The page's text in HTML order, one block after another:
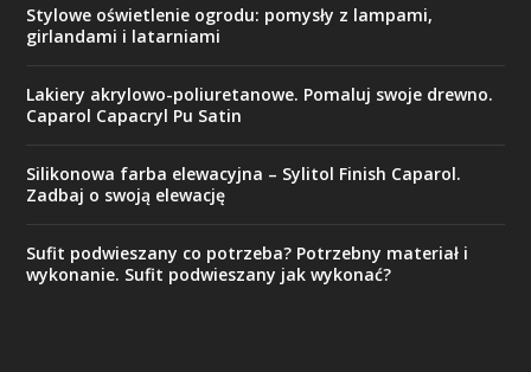
Stylowe oświetlenie ogrodu: pomysły z lampami,
girlandami i latarniami
Lakiery akrylowo-poliuretanowe. Pomaluj swoje drewno.
Caparol Capacryl Pu Satin
Silikonowa farba elewacyjna – Sylitol Finish Caparol.
Zadbaj o swoją elewację
Sufit podwieszany co potrzeba? Potrzebny materiał i
wykonanie. Sufit podwieszany jak wykonać?